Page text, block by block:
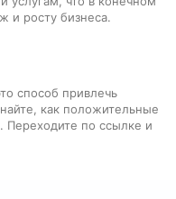
и росту бизнеса.
способ привлечь
как положительные
Переходите по ссылке и